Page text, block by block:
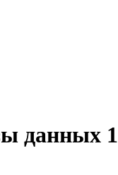
данных